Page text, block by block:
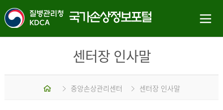
센터장 인사말
중앙손상관리센터 센터장 인사말